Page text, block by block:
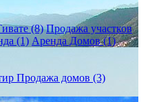
(8) Продажа участков
(1) Аренда Домов (1)
Продажа домов (3)